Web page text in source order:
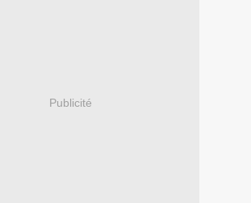
Publicité